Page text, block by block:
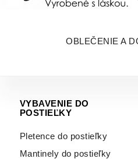
OBLEČENIE A
VYBAVENIE DO
POSTIEĽKY
Pletence do postieľky
Mantinely do postieľky